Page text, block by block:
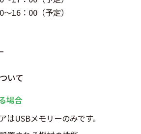
16：00（予定）
いて
場合
はUSBメモリーのみです。